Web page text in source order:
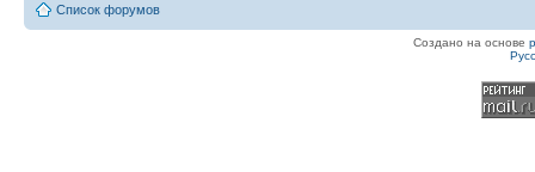
Список форумов
Создано на основе